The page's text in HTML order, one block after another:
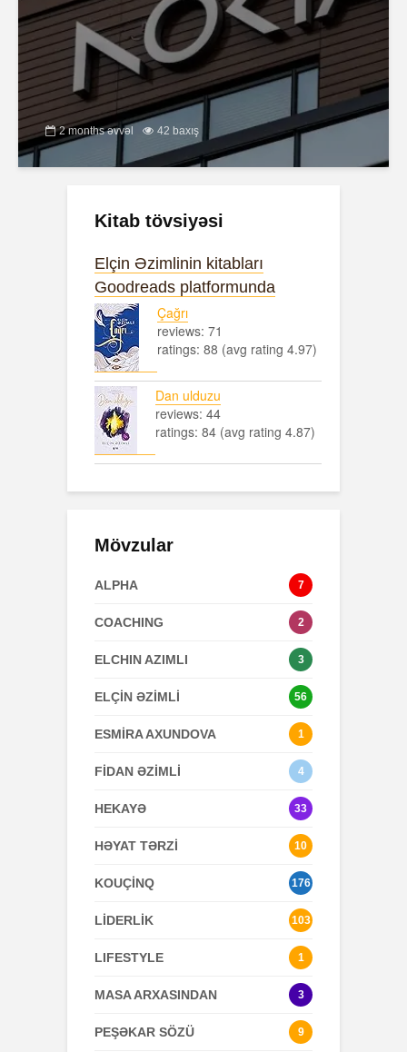
2 months əvvəl 42 baxış
Kitab tövsiyəsi
Elçin Əzimlinin kitabları
Goodreads platformunda
Çağrı
reviews: 71
ratings: 88 (avg rating 4.97)
Dan ulduzu
reviews: 44
ratings: 84 (avg rating 4.87)
Mövzular
ALPHA 7
COACHING 2
ELCHIN AZIMLI 3
ELÇİN ƏZİMLİ 56
ESMİRA AXUNDOVA 1
FİDAN ƏZİMLİ 4
HEKAYƏ 33
HƏYAT TƏRZİ 10
KOUÇİNQ 176
LİDERLİK 103
LIFESTYLE 1
MASA ARXASINDAN 3
PEŞƏKAR SÖZÜ 9